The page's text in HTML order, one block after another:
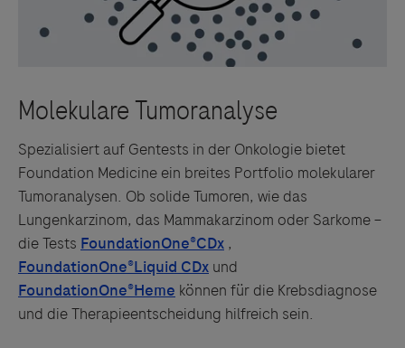
Spezialisiert auf Gentests in der Onkologie bietet
Foundation Medicine ein breites Portfolio molekularer
Tumoranalysen. Ob solide Tumoren, wie das
Lungenkarzinom, das Mammakarzinom oder Sarkome –
die Tests
,
und
können für die Krebsdiagnose
und die Therapieentscheidung hilfreich sein.